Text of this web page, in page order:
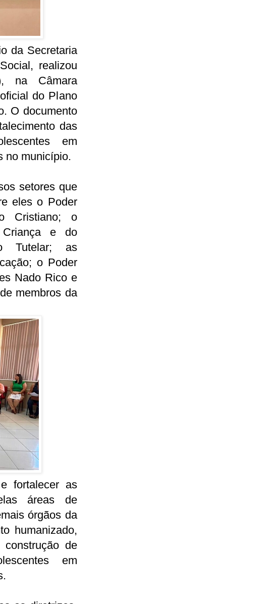
da Secretaria
realizou
na Câmara
do Plano
O documento
das
em
no município.
setores que
eles o Poder
Cristiano; o
Criança e do
Tutelar; as
o Poder
Nado Rico e
membros da
fortalecer as
áreas de
órgãos da
humanizado,
de
em